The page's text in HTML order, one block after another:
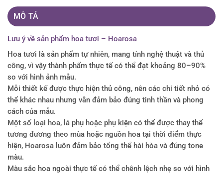
MÔ TẢ
Lưu ý về sản phẩm hoa tươi – Hoarosa
Hoa tươi là sản phẩm tự nhiên, mang tính nghệ thuật và thủ
công, vì vậy thành phẩm thực tế có thể đạt khoảng 80–90%
so với hình ảnh mẫu.
Mỗi thiết kế được thực hiện thủ công, nên các chi tiết nhỏ có
thể khác nhau nhưng vẫn đảm bảo đúng tinh thần và phong
cách của mẫu.
Một số loại hoa, lá phụ hoặc phụ kiện có thể được thay thế
tương đương theo mùa hoặc nguồn hoa tại thời điểm thực
hiện, Hoarosa luôn đảm bảo tổng thể hài hòa và đúng tone
màu.
Màu sắc hoa ngoài thực tế có thể chênh lệch nhẹ so với hình